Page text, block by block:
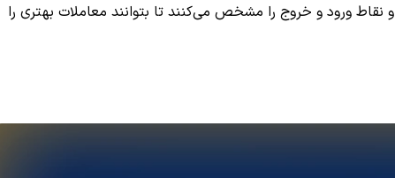
و نقاط ورود و خروج را مشخص می‌کنند تا بتوانند معاملات بهتری را